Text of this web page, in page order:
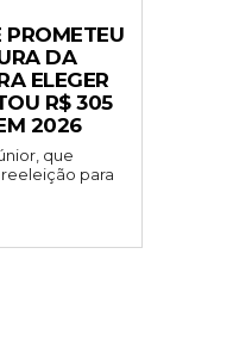
PROMETEU
DA
ELEGER
R$ 305
2026
que
para